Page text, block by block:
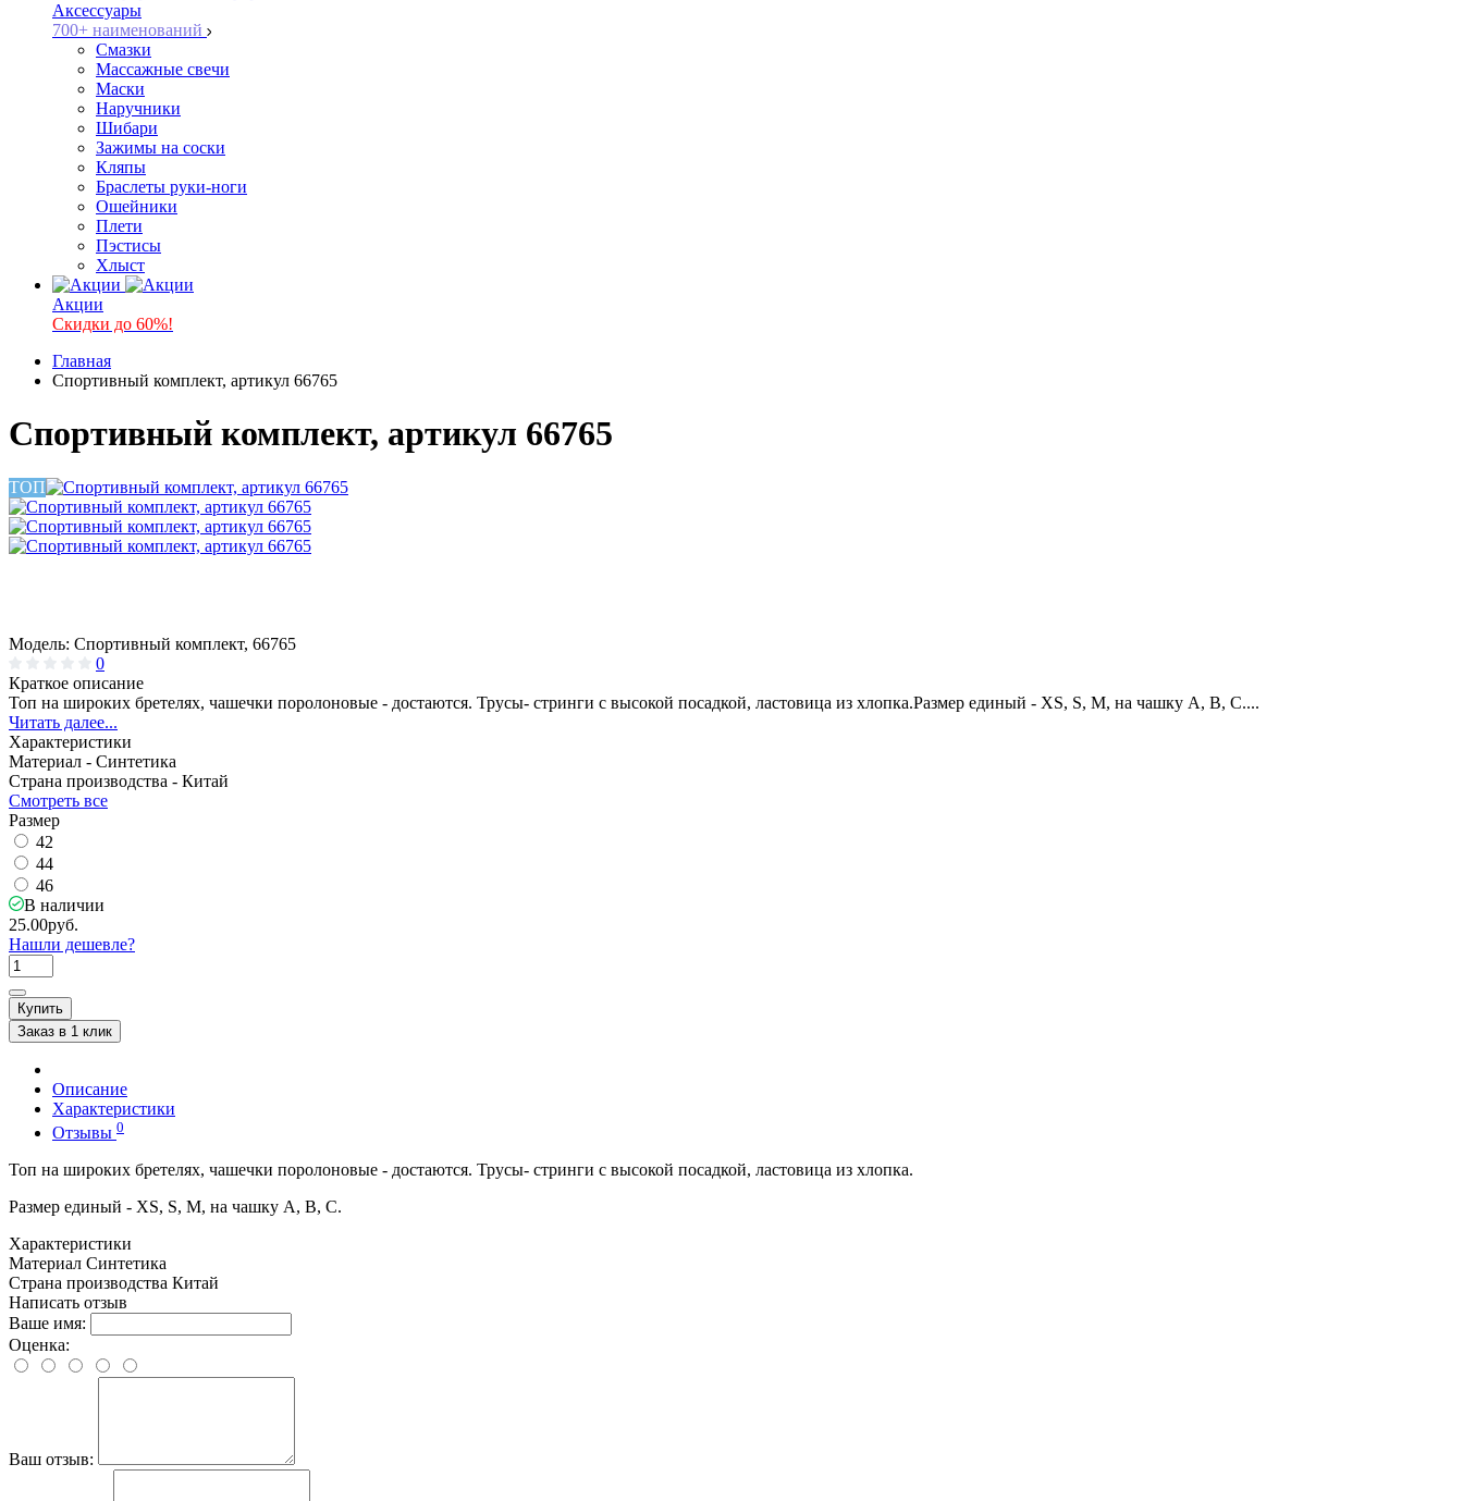
Аксессуары
700+ наименований
Смазки
Массажные свечи
Маски
Наручники
Шибари
Зажимы на соски
Кляпы
Браслеты руки-ноги
Ошейники
Плети
Пэстисы
Хлыст
Акции
Скидки до 60%!
Главная
Спортивный комплект, артикул 66765
Спортивный комплект, артикул 66765
ТОП
Модель: Спортивный комплект, 66765
0
Краткое описание
Топ на широких бретелях, чашечки поролоновые - достаются. Трусы- стринги с высокой посадкой, ластовица из хлопка.Размер единый - XS, S, M, на чашку А, В, С....
Читать далее...
Характеристики
Материал - Синтетика
Страна производства - Китай
Смотреть все
Размер
42
44
46
В наличии
25.00руб.
Нашли дешевле?
Купить
Заказ в 1 клик
Описание
Характеристики
Отзывы 0
Топ на широких бретелях, чашечки поролоновые - достаются. Трусы- стринги с высокой посадкой, ластовица из хлопка.
Размер единый - XS, S, M, на чашку А, В, С.
Характеристики
Материал Синтетика
Страна производства Китай
Написать отзыв
Ваше имя:
Оценка:
Ваш отзыв: